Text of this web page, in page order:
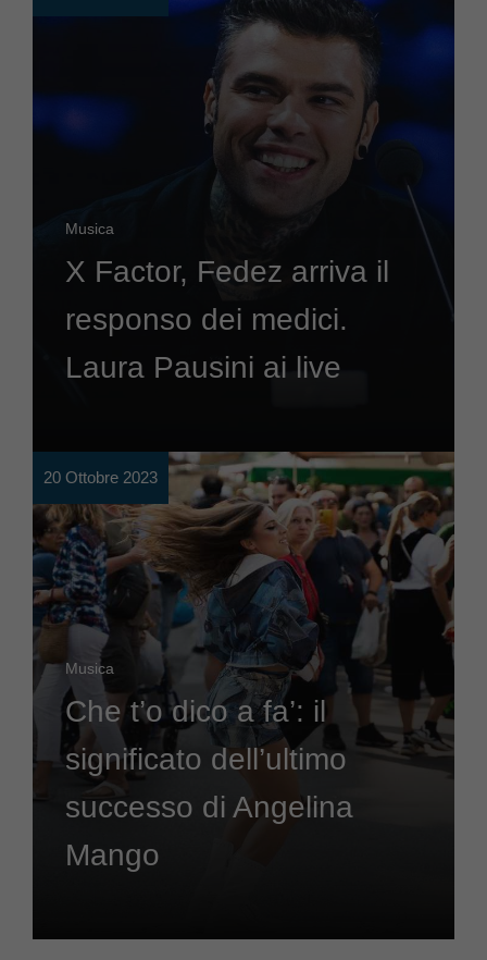
Musica
X Factor, Fedez arriva il
responso dei medici.
Laura Pausini ai live
20 Ottobre 2023
Musica
Che t’o dico a fa’: il
significato dell’ultimo
successo di Angelina
Mango